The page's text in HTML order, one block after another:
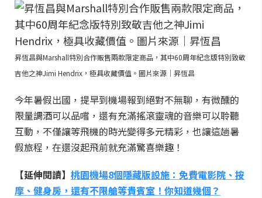
昇恆昌與Marshall特別合作販售兩款限定商品，其中60周年紀念版特別致敬
吉他之神Jimi Hendrix，極具收藏價值。圖片來源｜昇恆昌
今年暑假出國，提早到機場報到絕對不無聊，有微醺的
限量調酒可以品嚐，還有充滿搖滾靈魂的音樂可以聆聽
互動，不僅讓等飛機的時光變得多元精彩，也讓這趟暑
假旅程，在還沒起飛前就充滿驚喜樂趣！
【延伸閱讀】 桃園機場8個隱藏版設施：免費電影院、按
摩、健身房，還有不限艙等貴賓室！你知道幾個？